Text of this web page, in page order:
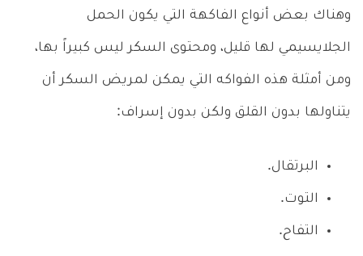
وهناك بعض أنواع الفاكهة التي يكون الحمل
الجلايسيمي لها قليل، ومحتوى السكر ليس كبيراً بها،
ومن أمثلة هذه الفواكه التي يمكن لمريض السكر أن
يتناولها بدون القلق ولكن بدون إسراف:
البرتقال.
التوت.
التفاح.